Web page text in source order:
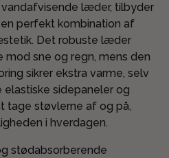
læder, tilbyder
perfekt kombination af
Det robuste læder
sne og regn, mens den
sikrer ekstra varme, selv
sidepaneler og
tage støvlerne af og på,
i hverdagen.
stødabsorberende